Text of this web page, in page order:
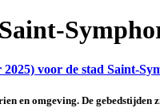
voor de stad Saint-
en omgeving. De